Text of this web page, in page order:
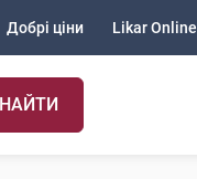
Добрі ціни Likar Online